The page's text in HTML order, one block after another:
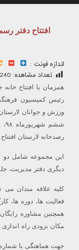
افتتاح دفتر
اندازه فونت :
تعداد مشاهده:
همزمان با افتتاح
رئیس کمیسیون
ورزش و جوانان
رصدخانه لارستان
این مجموعه شامل دو
دیگری دفتر مدیریت،
کلیه علاقه مندان می
فعالیت ها، دوره ها،
همچنین مشاوره
مکان بزودی راه
جهت هماهنگی با